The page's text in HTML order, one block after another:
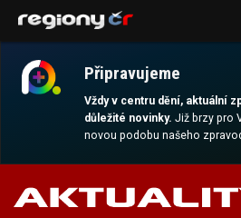
Připravujeme
Vždy v centru dění, aktuální
důležité novinky.Již brzy pro
novou podobu našeho
AKTUALITY